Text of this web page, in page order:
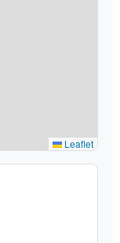
Leaflet